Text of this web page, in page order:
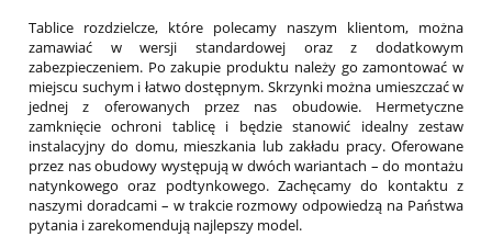
Tablice rozdzielcze, które polecamy naszym klientom, można
zamawiać w wersji standardowej oraz z dodatkowym
zabezpieczeniem. Po zakupie produktu należy go zamontować w
miejscu suchym i łatwo dostępnym. Skrzynki można umieszczać w
jednej z oferowanych przez nas obudowie. Hermetyczne
zamknięcie ochroni tablicę i będzie stanowić idealny zestaw
instalacyjny do domu, mieszkania lub zakładu pracy. Oferowane
przez nas obudowy występują w dwóch wariantach – do montażu
natynkowego oraz podtynkowego. Zachęcamy do kontaktu z
naszymi doradcami – w trakcie rozmowy odpowiedzą na Państwa
pytania i zarekomendują najlepszy model.